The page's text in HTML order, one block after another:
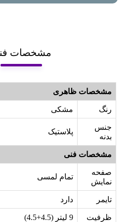
مشخصات فنی
مشخصات ظاهری
رنگ مشکی
جنس
بدنه
پلاستیک
مشخصات فنی
صفحه
نمایش
تمام لمسی
تایمر دارد
ظرفیت